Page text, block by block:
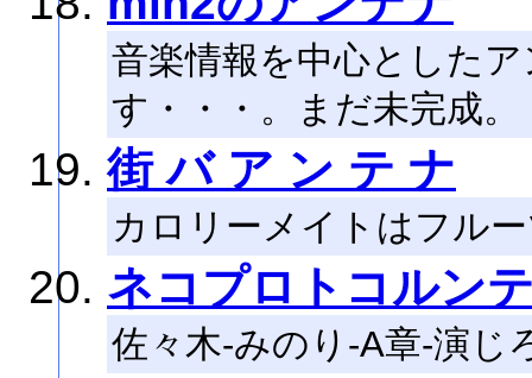
音楽情報を中心とした
す・・・。まだ未完成。
街 バ ア ン テ ナ
カロリーメイトはフル
ネコプロトコルン
佐々木-みのり-A章-演じ